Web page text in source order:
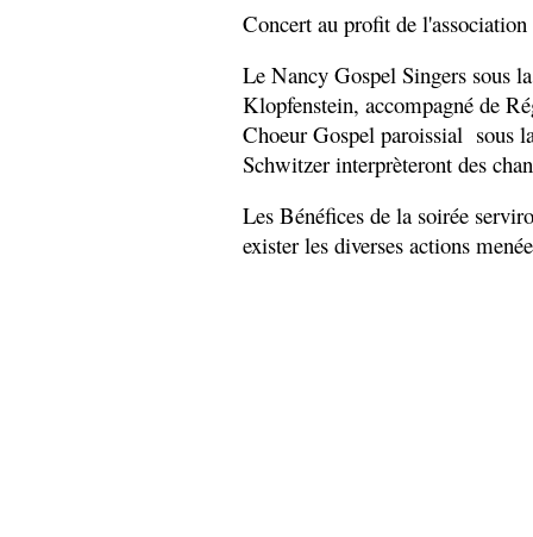
Concert au profit de
Le Nancy Gospel Singers sous
Klopfenstein, accompagné de
Choeur Gospel paroissial sous
Schwitzer interprèteront des
Les Bénéfices de la soirée
exister les diverses actions